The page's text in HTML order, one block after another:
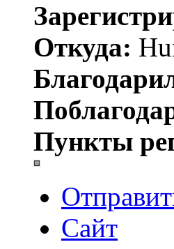
Откуда:
Пункты
Сайт